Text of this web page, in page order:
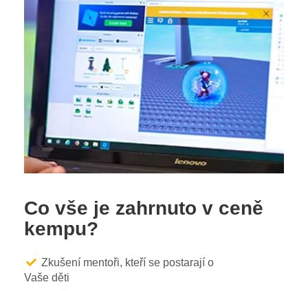
Co vše je zahrnuto v ceně
kempu?
Zkušení mentoři, kteří se postarají o
Vaše děti